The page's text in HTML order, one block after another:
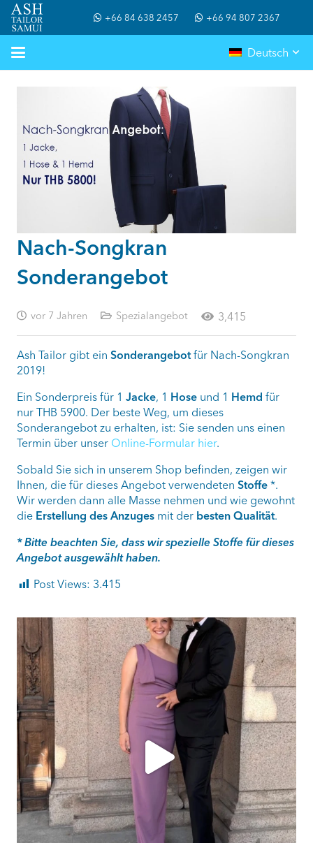
+66 84 638 2457 +66 94 807 2367
Deutsch
Nach-Songkran
Sonderangebot
vor 7 Jahren Spezialangebot 3,415
Ash Tailor gibt ein Sonderangebotfür Nach-Songkran
2019!
Ein Sonderpreis für 1 Jacke, 1 Hose und 1 Hemd für
nur THB 5900. Der beste Weg, um dieses
Sonderangebot zu erhalten, ist: Sie senden uns einen
Termin über unser Online-Formular hier.
Sobald Sie sich in unserem Shop befinden, zeigen wir
Ihnen, die für dieses Angebot verwendeten Stoffe *.
Wir werden dann alle Masse nehmen und wie gewohnt
die Erstellung des Anzuges mit der besten Qualität.
* Bitte beachten Sie, dass wir spezielle Stoffe für dieses
Angebot ausgewählt haben.
Post Views: 3.415
ashtailorsamui
Aug. 1